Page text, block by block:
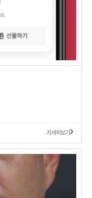
자세히보기